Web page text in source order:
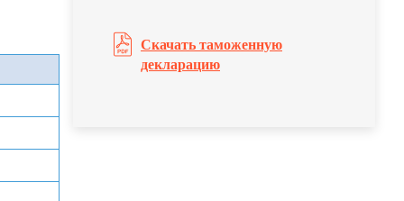
Скачать таможенную
декларацию